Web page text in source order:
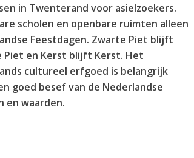
in Twenterand voor asielzoekers.
scholen en openbare ruimten alleen
Feestdagen. Zwarte Piet blijft
Piet en Kerst blijft Kerst. Het
cultureel erfgoed is belangrijk
goed besef van de Nederlandse
en waarden.